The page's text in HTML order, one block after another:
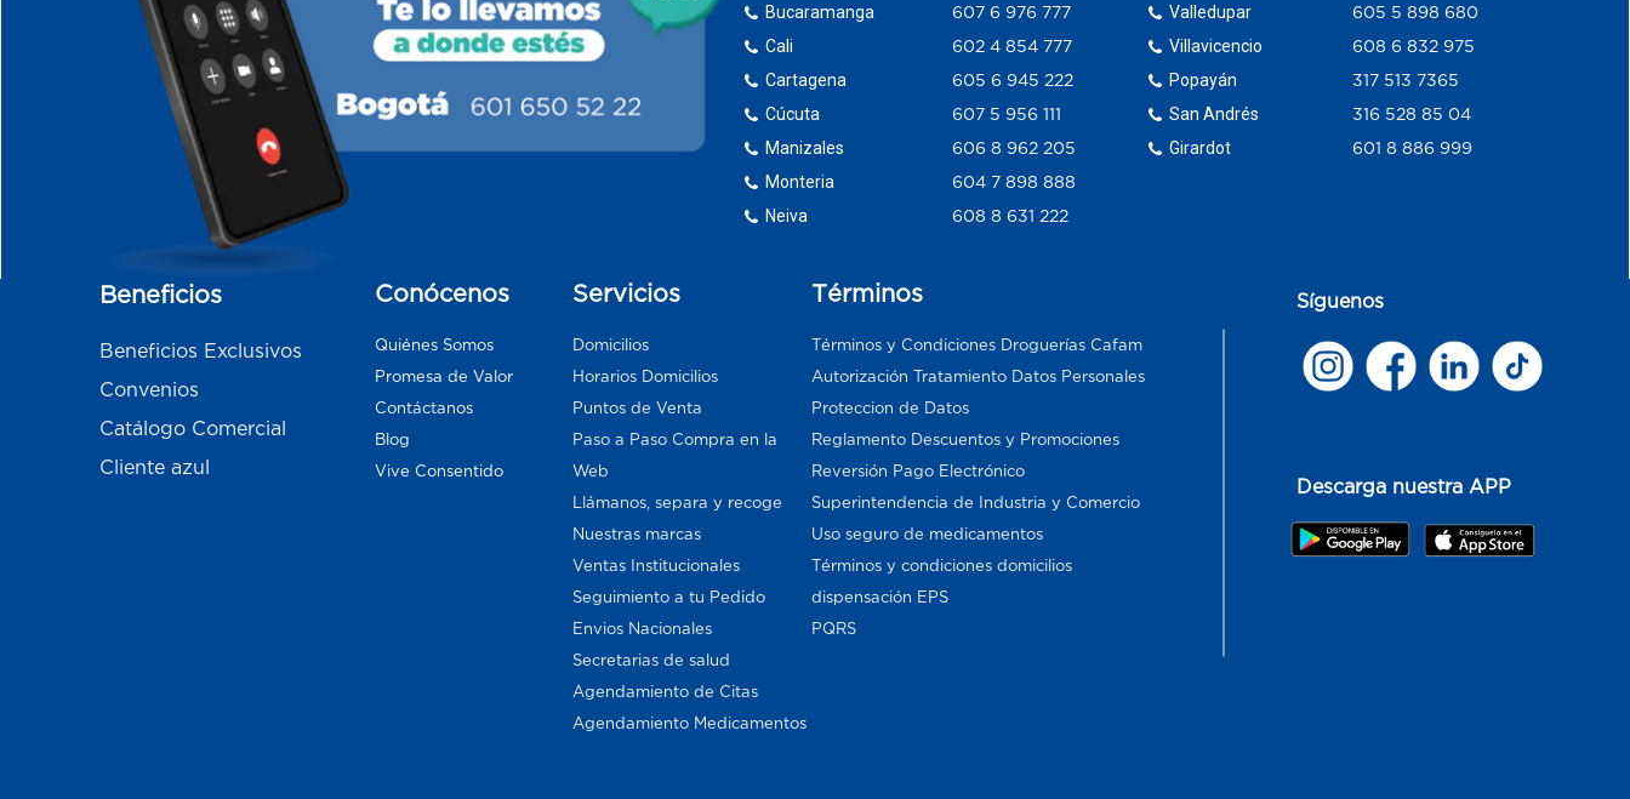
Bucaramanga
Cali
Cartagena
Cúcuta
Manizales
Monteria
Neiva
607 6 976 777
602 4 854 777
605 6 945 222
607 5 956 111
606 8 962 205
604 7 898 888
608 8 631 222
Valledupar
Villavicencio
Popayán
San Andrés
Girardot
605 5 898 680
608 6 832 975
317 513 7365
316 528 85 04
601 8 886 999
Beneficios
Beneficios Exclusivos
Convenios
Catálogo Comercial
Cliente azul
Conócenos
Quiénes Somos
Promesa de Valor
Contáctanos
Blog
Vive Consentido
Servicios
Domicilios
Horarios Domicilios
Puntos de Venta
Paso a Paso Compra en la
Web
Llámanos, separa y recoge
Nuestras marcas
Ventas Institucionales
Seguimiento a tu Pedido
Envios Nacionales
Secretarias de salud
Agendamiento de Citas
Agendamiento Medicamentos
Términos
Términos y Condiciones Droguerías Cafam
Autorización Tratamiento Datos Personales
Proteccion de Datos
Reglamento Descuentos y Promociones
Reversión Pago Electrónico
Superintendencia de Industria y Comercio
Uso seguro de medicamentos
Términos y condiciones domicilios
dispensación EPS
PQRS
Síguenos
Descarga nuestra APP